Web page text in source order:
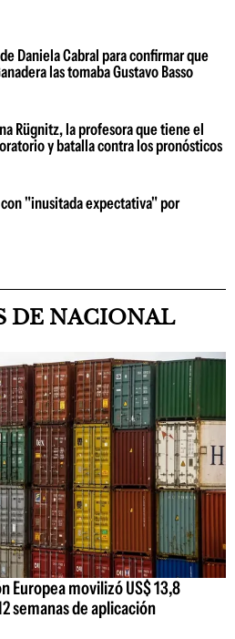
Daniela Cabral para confirmar que
las tomaba Gustavo Basso
Rügnitz, la profesora que tiene el
y batalla contra los pronósticos
"inusitada expectativa" por
DE NACIONAL
Europea movilizó US$ 13,8
semanas de aplicación